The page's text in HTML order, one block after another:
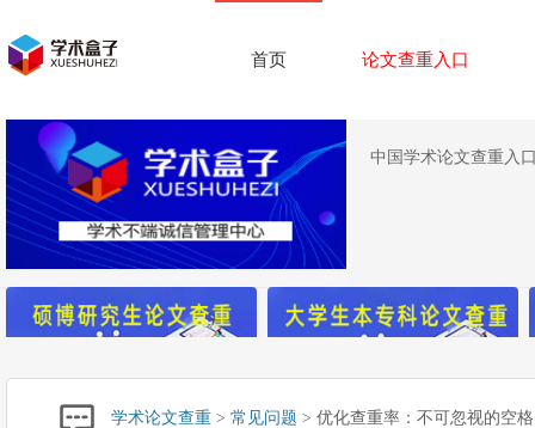
首页 论文查重入口
中国学术论文查重入
学术论文查重 > 常见问题 > 优化查重率：不可忽视的空